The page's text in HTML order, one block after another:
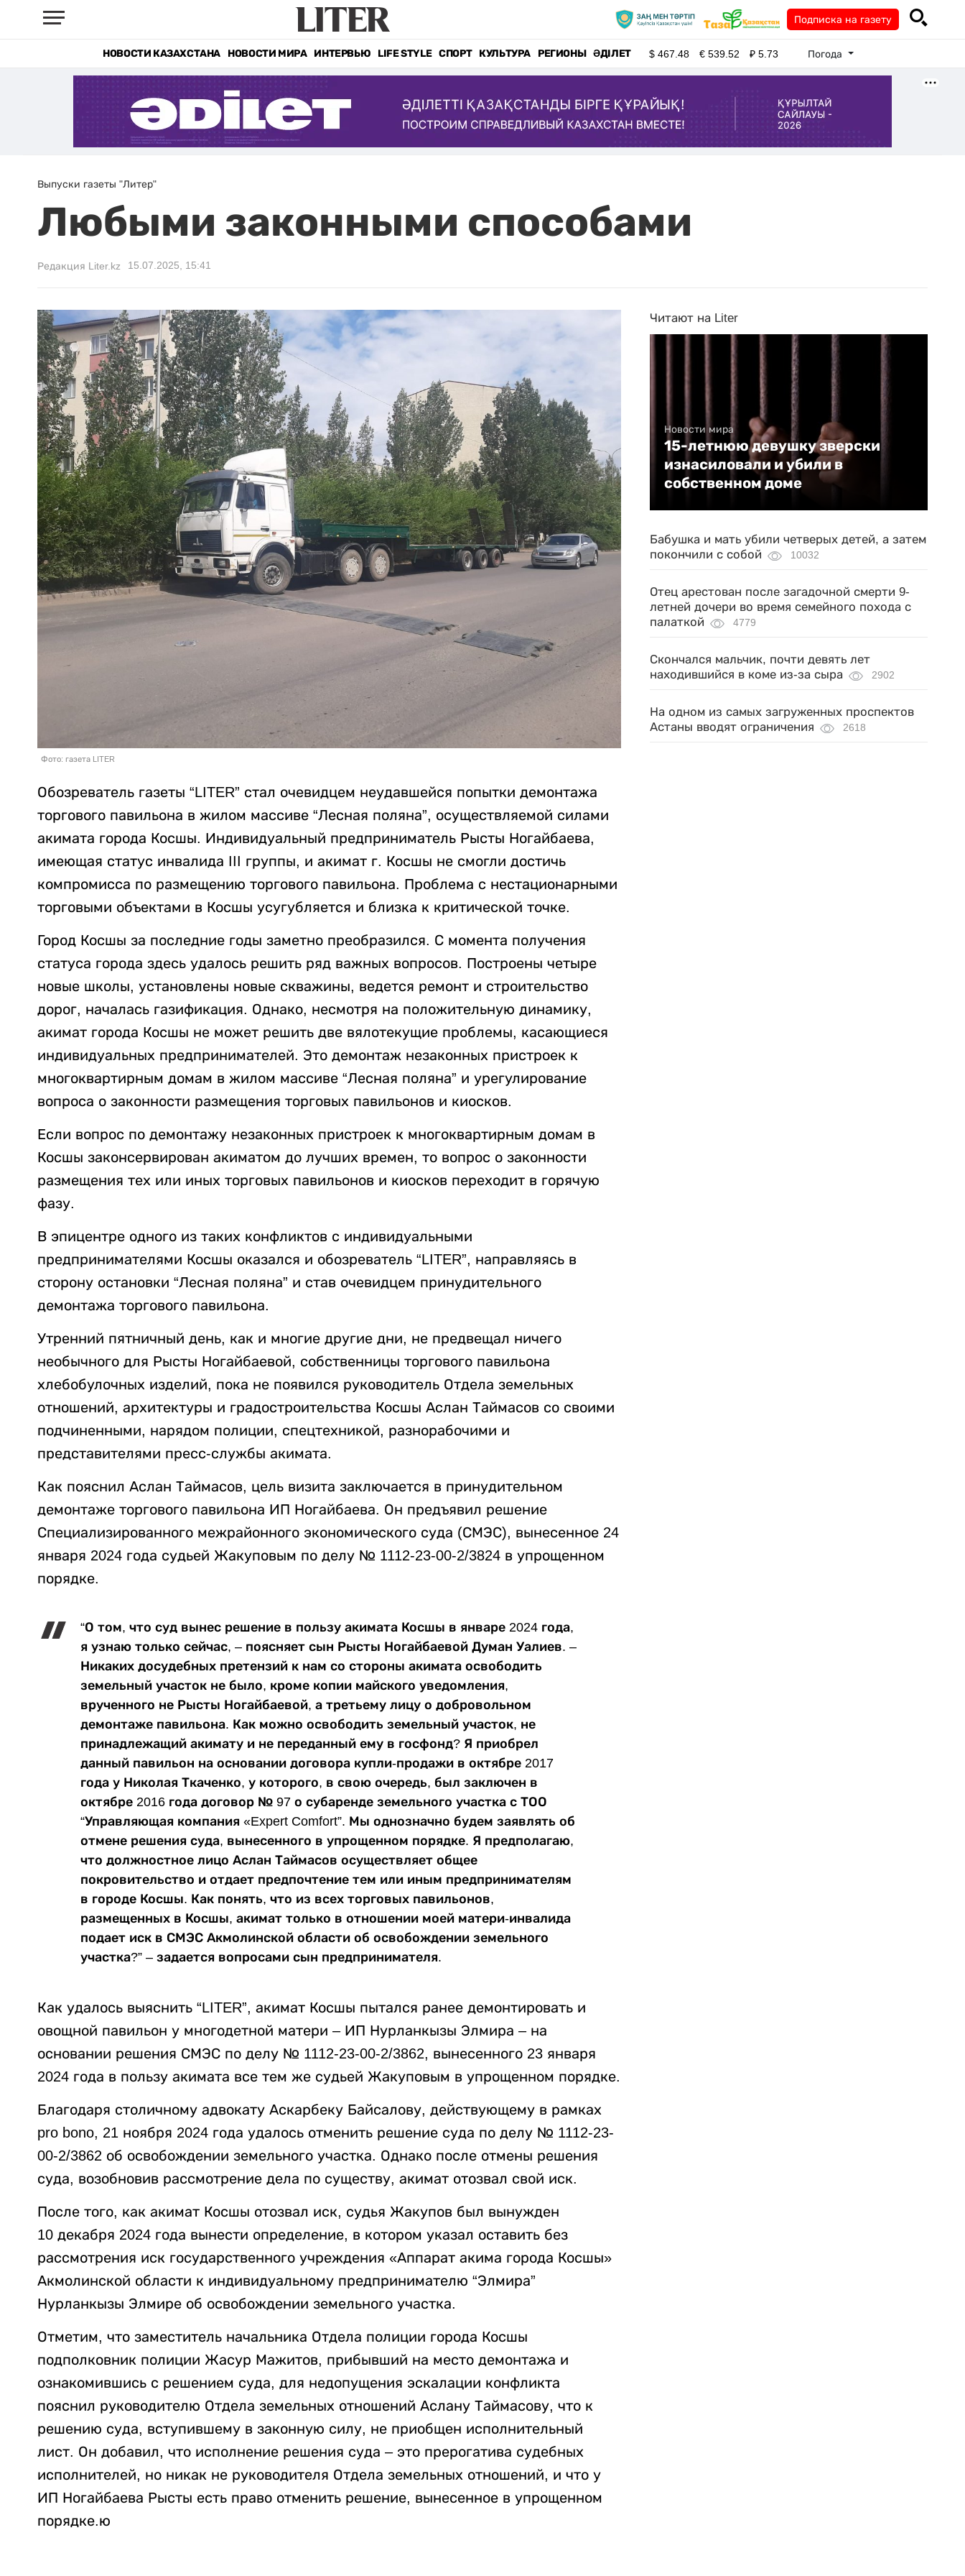
Подписка на газету
НОВОСТИ КАЗАХСТАНА НОВОСТИ МИРА ИНТЕРВЬЮ LIFE STYLE СПОРТ КУЛЬТУРА РЕГИОНЫ ӘДІЛЕТ $467.48 €539.52 ₽5.73 Погода
Выпуски газеты "Литер"
Любыми законными способами
Редакция Liter.kz 15.07.2025, 15:41
Фото: газета LITER
Обозреватель газеты “LITER” стал очевидцем неудавшейся попытки демонтажа
торгового павильона в жилом массиве “Лесная поляна”, осуществляемой силами
акимата города Косшы. Индивидуальный предприниматель Рысты Ногайбаева,
имеющая статус инвалида III группы, и акимат г. Косшы не смогли достичь
компромисса по размещению торгового павильона. Проблема с нестационарными
торговыми объектами в Косшы усугубляется и близка к критической точке.
Город Косшы за последние годы заметно преобразился. С момента получения
статуса города здесь удалось решить ряд важных вопросов. Построены четыре
новые школы, установлены новые скважины, ведется ремонт и строительство
дорог, началась газификация. Однако, несмотря на положительную динамику,
акимат города Косшы не может решить две вялотекущие проблемы, касающиеся
индивидуальных предпринимателей. Это демонтаж незаконных пристроек к
многоквартирным домам в жилом массиве “Лесная поляна” и урегулирование
вопроса о законности размещения торговых павильонов и киосков.
Если вопрос по демонтажу незаконных пристроек к многоквартирным домам в
Косшы законсервирован акиматом до лучших времен, то вопрос о законности
размещения тех или иных торговых павильонов и киосков переходит в горячую
фазу.
В эпицентре одного из таких конфликтов с индивидуальными
предпринимателями Косшы оказался и обозреватель “LITER”, направляясь в
сторону остановки “Лесная поляна” и став очевидцем принудительного
демонтажа торгового павильона.
Утренний пятничный день, как и многие другие дни, не предвещал ничего
необычного для Рысты Ногайбаевой, собственницы торгового павильона
хлебобулочных изделий, пока не появился руководитель Отдела земельных
отношений, архитектуры и градостроительства Косшы Аслан Таймасов со своими
подчиненными, нарядом полиции, спецтехникой, разнорабочими и
представителями пресс-службы акимата.
Как пояснил Аслан Таймасов, цель визита заключается в принудительном
демонтаже торгового павильона ИП Ногайбаева. Он предъявил решение
Специализированного межрайонного экономического суда (СМЭС), вынесенное 24
января 2024 года судьей Жакуповым по делу № 1112-23-00-2/3824 в упрощенном
порядке.
“О том, что суд вынес решение в пользу акимата Косшы в январе 2024 года,
я узнаю только сейчас, – поясняет сын Рысты Ногайбаевой Думан Уалиев. –
Никаких досудебных претензий к нам со стороны акимата освободить
земельный участок не было, кроме копии майского уведомления,
врученного не Рысты Ногайбаевой, а третьему лицу о добровольном
демонтаже павильона. Как можно освободить земельный участок, не
принадлежащий акимату и не переданный ему в госфонд? Я приобрел
данный павильон на основании договора купли-продажи в октябре 2017
года у Николая Ткаченко, у которого, в свою очередь, был заключен в
октябре 2016 года договор № 97 о субаренде земельного участка с ТОО
“Управляющая компания «Expert Comfort”. Мы однозначно будем заявлять об
отмене решения суда, вынесенного в упрощенном порядке. Я предполагаю,
что должностное лицо Аслан Таймасов осуществляет общее
покровительство и отдает предпочтение тем или иным предпринимателям
в городе Косшы. Как понять, что из всех торговых павильонов,
размещенных в Косшы, акимат только в отношении моей матери-инвалида
подает иск в СМЭС Акмолинской области об освобождении земельного
участка?” – задается вопросами сын предпринимателя.
Как удалось выяснить “LITER”, акимат Косшы пытался ранее демонтировать и
овощной павильон у многодетной матери – ИП Нурланкызы Элмира – на
основании решения СМЭС по делу № 1112-23-00-2/3862, вынесенного 23 января
2024 года в пользу акимата все тем же судьей Жакуповым в упрощенном порядке.
Благодаря столичному адвокату Аскарбеку Байсалову, действующему в рамках
pro bono, 21 ноября 2024 года удалось отменить решение суда по делу № 1112-23-
00-2/3862 об освобождении земельного участка. Однако после отмены решения
суда, возобновив рассмотрение дела по существу, акимат отозвал свой иск.
После того, как акимат Косшы отозвал иск, судья Жакупов был вынужден
10 декабря 2024 года вынести определение, в котором указал оставить без
рассмотрения иск государственного учреждения «Аппарат акима города Косшы»
Акмолинской области к индивидуальному предпринимателю “Элмира”
Нурланкызы Элмире об освобождении земельного участка.
Отметим, что заместитель начальника Отдела полиции города Косшы
подполковник полиции Жасур Мажитов, прибывший на место демонтажа и
ознакомившись с решением суда, для недопущения эскалации конфликта
пояснил руководителю Отдела земельных отношений Аслану Таймасову, что к
решению суда, вступившему в законную силу, не приобщен исполнительный
лист. Он добавил, что исполнение решения суда – это прерогатива судебных
исполнителей, но никак не руководителя Отдела земельных отношений, и что у
ИП Ногайбаева Рысты есть право отменить решение, вынесенное в упрощенном
порядке.ю
Читают на Liter
Новости мира
15-летнюю девушку зверски
изнасиловали и убили в
собственном доме
Бабушка и мать убили четверых детей, а затем
покончили с собой
10032
Отец арестован после загадочной смерти 9-
летней дочери во время семейного похода с
палаткой
4779
Скончался мальчик, почти девять лет
находившийся в коме из-за сыра
2902
На одном из самых загруженных проспектов
Астаны вводят ограничения
2618